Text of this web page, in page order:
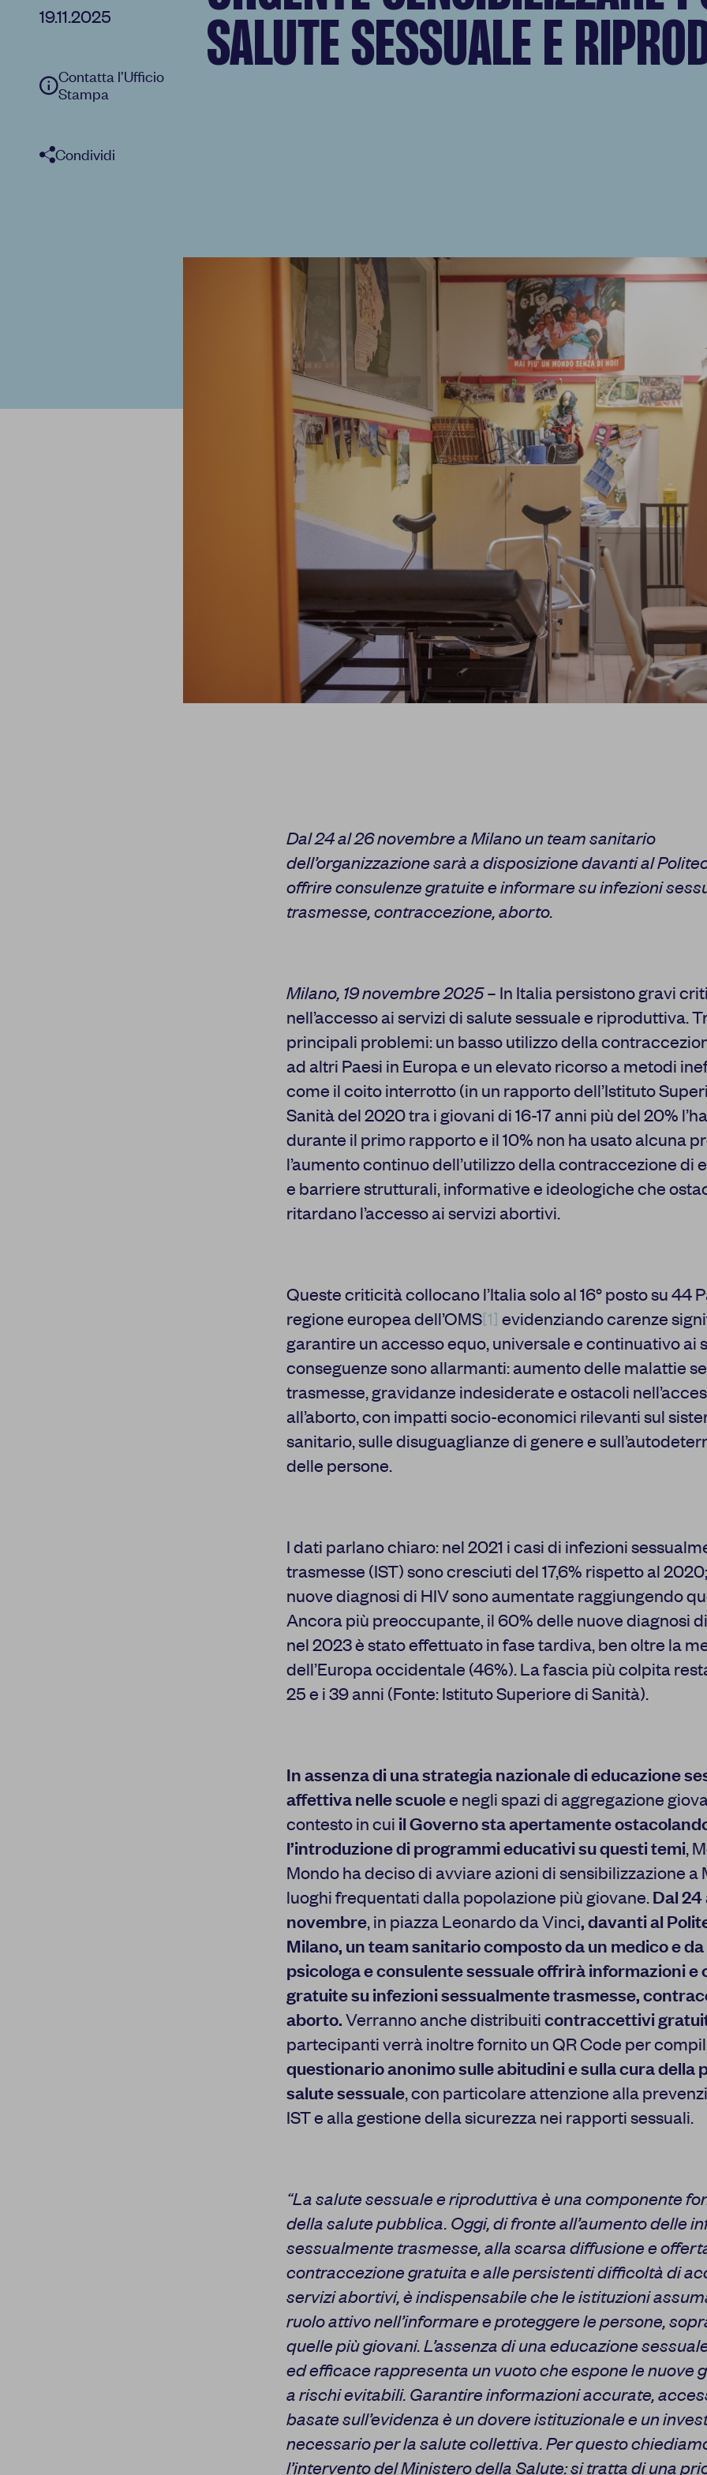
Centro preferenze sulla privacy
I cookie e altre tecnologie simili sono una parte fondamentale
nostra Piattaforma. L’obiettivo principale dei cookie è rendere
navigazione più comoda ed efficiente, nonché consentirci di
la Piattaforma stessa. Inoltre, i cookie vengono utilizzati per
risulti interessante per l’utente quando visita i siti Web e le app
disponibili tutte le informazioni sui cookie che utilizziamo e sarà
disattivarli secondo le proprie preferenze, salvo i Cookie
funzionamento della Piattaforma. È importante tenere conto
alcuni cookie può condizionare l’esperienza sulla Piattaforma e
Premendo “Conferma le impostazioni”, la selezione relativa ai
salvata. Se non è stata selezionata alcuna opzione, premere
a rifiutare tutti i cookie. Per ulteriori informazioni, è possibile
Cookie strettamente
Cookie di analisi
Cookies di marketing
personalizzazione
personalizzazioneCONFERMA LE MIE SCELTE
SALUTE SESSUALE E
19.11.2025
Contatta l’Ufficio
Stampa
Condividi
Dal 24 al 26 novembre a Milano un team sanitario
dell’organizzazione sarà a disposizione davanti al
offrire consulenze gratuite e informare su infezioni
trasmesse, contraccezione, aborto.
Milano, 19 novembre 2025– In Italia persistono gravi
nell’accesso ai servizi di salute sessuale e riproduttiva.
principali problemi: un basso utilizzo della
ad altri Paesi in Europa e un elevato ricorso a metodi
come il coito interrotto (in un rapporto dell’Istituto
Sanità del 2020 tra i giovani di 16-17 anni più del 20%
durante il primo rapporto e il 10% non ha usato alcuna
l’aumento continuo dell’utilizzo della contraccezione di
e barriere strutturali, informative e ideologiche che
ritardano l’accesso ai servizi abortivi.
Queste criticità collocano l’Italia solo al 16° posto su 44
regione europea dell’OMS[1] evidenziando carenze
garantire un accesso equo, universale e continuativo ai
conseguenze sono allarmanti: aumento delle malattie
trasmesse, gravidanze indesiderate e ostacoli
all’aborto, con impatti socio-economici rilevanti sul
sanitario, sulle disuguaglianze di genere e
delle persone.
I dati parlano chiaro: nel 2021 i casi di infezioni
trasmesse (IST) sono cresciuti del 17,6% rispetto al
nuove diagnosi di HIV sono aumentate raggiungendo
Ancora più preoccupante, il 60% delle nuove diagnosi
nel 2023 è stato effettuato in fase tardiva, ben oltre la
dell’Europa occidentale (46%). La fascia più colpita
25 e i 39 anni (Fonte: Istituto Superiore di Sanità).
In assenza di una strategia nazionale di educazione
affettiva nelle scuolee negli spazi di aggregazione
contesto in cui il Governo sta apertamente
l’introduzione di programmi educativi su questi temi,
Mondo ha deciso di avviare azioni di sensibilizzazione a
luoghi frequentati dalla popolazione più giovane.Dal 24
novembre, in piazza Leonardo da Vinci, davanti al
Milano, un team sanitario composto da un medico e
psicologa e consulente sessuale offrirà informazioni e
gratuite su infezioni sessualmente trasmesse,
aborto.Verranno anche distribuiticontraccettivi
partecipanti verrà inoltre fornito un QR Code per
questionario anonimo sulle abitudini e sulla cura della
salute sessuale, con particolare attenzione alla
IST e alla gestione della sicurezza nei rapporti sessuali.
“La salute sessuale e riproduttiva è una componente
della salute pubblica. Oggi, di fronte all’aumento delle
sessualmente trasmesse, alla scarsa diffusione e
contraccezione gratuita e alle persistenti difficoltà di
servizi abortivi, è indispensabile che le istituzioni
ruolo attivo nell’informare e proteggere le persone,
quelle più giovani. L’assenza di una educazione
ed efficace rappresenta un vuoto che espone le nuove
a rischi evitabili. Garantire informazioni accurate,
basate sull’evidenza è un dovere istituzionale e un
necessario per la salute collettiva. Per questo
l’intervento del Ministero della Salute: si tratta di una